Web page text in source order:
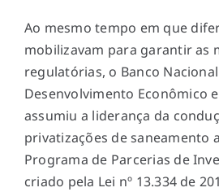
Ao mesmo tempo em que
mobilizavam para garantir as
regulatórias, o Banco
Desenvolvimento Econômico e
assumiu a liderança da
privatizações de saneamento
Programa de Parcerias de
criado pela Lei nº 13.334 de